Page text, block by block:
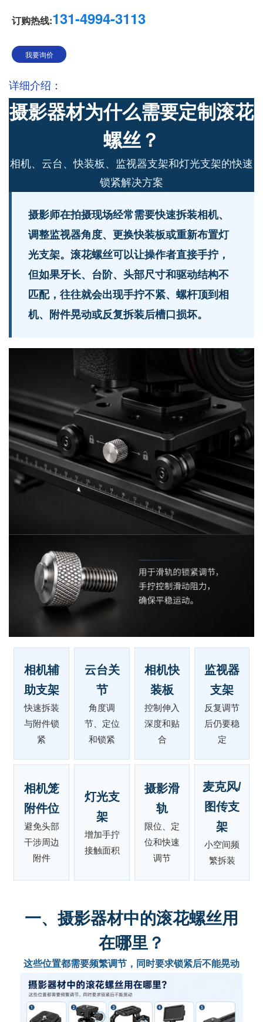
订购热线:131-4994-3113
我要询价
详细介绍：
摄影器材为什么需要定制滚花
螺丝？
相机、云台、快装板、监视器支架和灯光支架的快速
锁紧解决方案
摄影师在拍摄现场经常需要快速拆装相机、
调整监视器角度、更换快装板或重新布置灯
光支架。滚花螺丝可以让操作者直接手拧，
但如果牙长、台阶、头部尺寸和驱动结构不
匹配，往往就会出现手拧不紧、螺杆顶到相
机、附件晃动或反复拆装后槽口损坏。
相机辅
助支架
快速拆装
与附件锁
紧
云台关
节
角度调
节、定位
和锁紧
相机快
装板
控制伸入
深度和贴
合
监视器
支架
反复调节
后仍要稳
定
相机笼
附件位
避免头部
干涉周边
附件
灯光支
架
增加手拧
接触面积
摄影滑
轨
限位、定
位和快速
调节
麦克风/
图传支
架
小空间频
繁拆装
一、摄影器材中的滚花螺丝用
在哪里？
这些位置都需要频繁调节，同时要求锁紧后不能晃动